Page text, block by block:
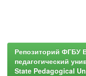
Репозиторий ФГБУ
педагогический
State Pedagogical